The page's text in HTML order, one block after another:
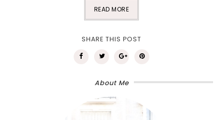
READ MORE
SHARE THIS POST
About Me